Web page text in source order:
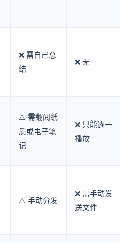
❌ 需自己总
结
❌ 无
⚠️ 需翻阅纸
质或电子笔
记
❌ 只能逐一
播放
⚠️ 手动分发
❌ 需手动发
送文件